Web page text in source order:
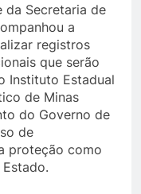
da Secretaria de
a
registros
que serão
Instituto Estadual
de Minas
do Governo de
de
proteção como